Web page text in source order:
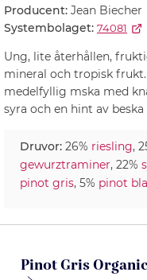
Producent: Jean Biecher
Systembolaget: 74081
Ung, lite återhållen,
mineral och tropisk
medelfyllig mska med
syra och en hint av beska
Druvor:26% riesling,
gewurztraminer, 22%
pinot gris, 5% pinot
Pinot Gris